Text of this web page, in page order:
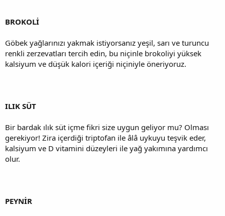
BROKOLİ
Göbek yağlarınızı yakmak istiyorsanız yeşil, sarı ve turuncu
renkli zerzevatları tercih edin, bu niçinle brokoliyi yüksek
kalsiyum ve düşük kalori içeriği niçiniyle öneriyoruz.
ILIK SÜT
Bir bardak ılık süt içme fikri size uygun geliyor mu? Olması
gerekiyor! Zira içerdiği triptofan ile âlâ uykuyu teşvik eder,
kalsiyum ve D vitamini düzeyleri ile yağ yakımına yardımcı
olur.
PEYNİR